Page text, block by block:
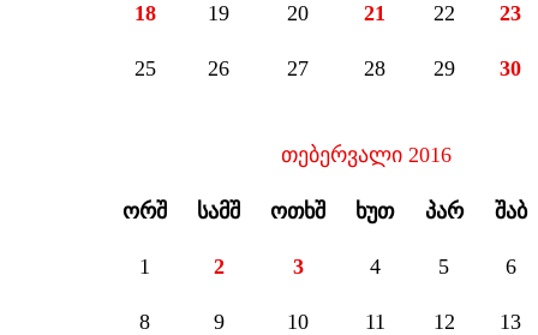
18 19 20 21 22 23
25 26 27 28 29 30
თებერვალი 2016
ᲝᲠᲨ ᲡᲐᲛᲨ ᲝᲗᲮᲨ ᲮᲣᲗ ᲞᲐᲠ ᲨᲐᲑ
1 2 3 4 5 6
8 9 10 11 12 13